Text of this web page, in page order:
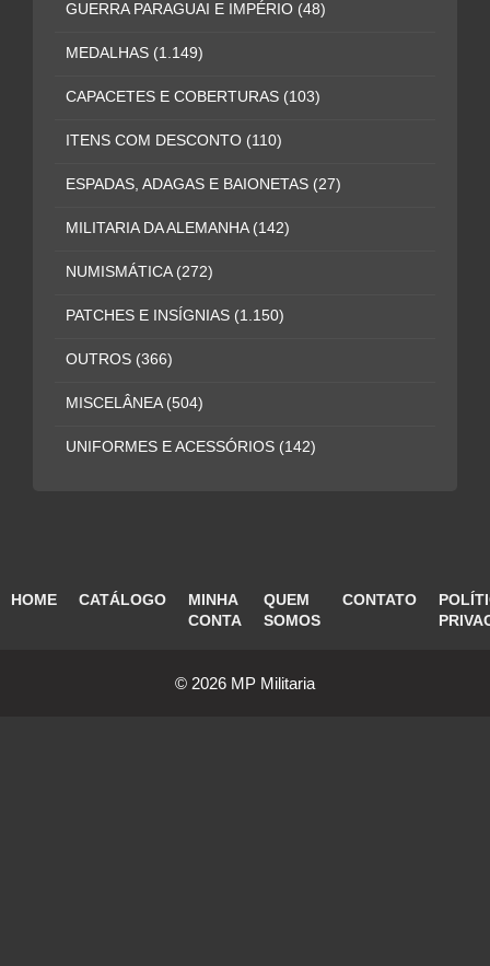
GUERRA PARAGUAI E IMPÉRIO (48)
MEDALHAS (1.149)
CAPACETES E COBERTURAS (103)
ITENS COM DESCONTO (110)
ESPADAS, ADAGAS E BAIONETAS (27)
MILITARIA DA ALEMANHA (142)
NUMISMÁTICA (272)
PATCHES E INSÍGNIAS (1.150)
OUTROS (366)
MISCELÂNEA (504)
UNIFORMES E ACESSÓRIOS (142)
HOME CATÁLOGO
MINHA
CONTA
QUEM
SOMOS
CONTATO
© 2026 MP Militaria